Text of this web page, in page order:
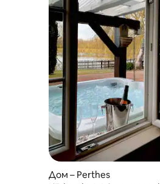
Дом – Perthes